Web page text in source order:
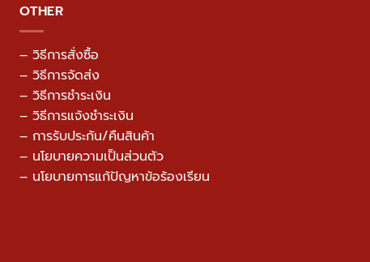
OTHER
– วิธีการสั่งซื้อ
– วิธีการจัดส่ง
– วิธีการชำระเงิน
– วิธีการแจ้งชำระเงิน
– การรับประกัน/คืนสินค้า
– นโยบายความเป็นส่วนตัว
– นโยบายการแก้ปัญหาข้อร้องเรียน